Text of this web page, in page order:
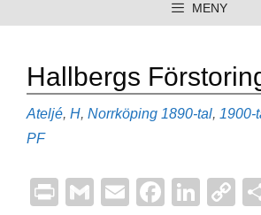
MENY
Hallbergs
Kategorier
Ateljé, H, Norrköping Etiketter
1890-tal, 1900-
PF
Pr G
E
F
Li
C